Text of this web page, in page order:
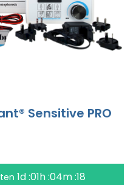
Sensitive PRO
1d :01h :04m :18